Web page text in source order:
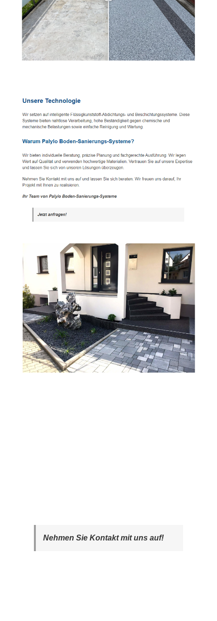
Nehmen Sie Kontakt mit uns auf!